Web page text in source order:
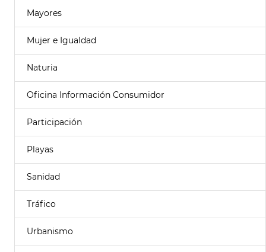
Mayores
Mujer e Igualdad
Naturia
Oficina Información Consumidor
Participación
Playas
Sanidad
Tráfico
Urbanismo